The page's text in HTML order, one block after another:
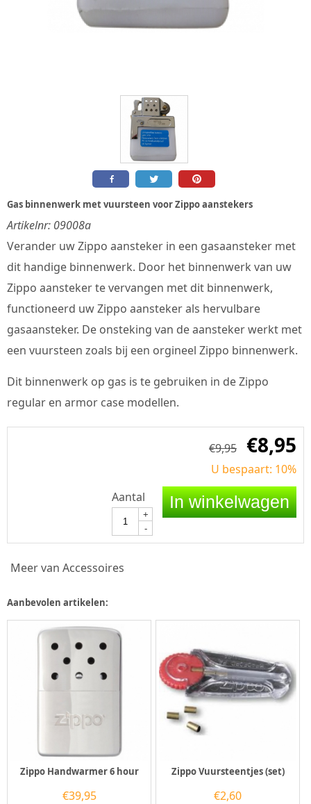
Gas binnenwerk met vuursteen voor Zippo aanstekers
Artikelnr: 09008a
Verander uw Zippo aansteker in een gasaansteker met
dit handige binnenwerk. Door het binnenwerk van uw
Zippo aansteker te vervangen met dit binnenwerk,
functioneerd uw Zippo aansteker als hervulbare
gasaansteker. De onsteking van de aansteker werkt met
een vuursteen zoals bij een orgineel Zippo binnenwerk.
Dit binnenwerk op gas is te gebruiken in de Zippo
regular en armor case modellen.
€9,95 €8,95
U bespaart: 10%
Aantal
+
-
In winkelwagen
Meer van Accessoires
Aanbevolen artikelen:
Zippo Handwarmer 6 hour
€39,95
Zippo Vuursteentjes (set)
€2,60